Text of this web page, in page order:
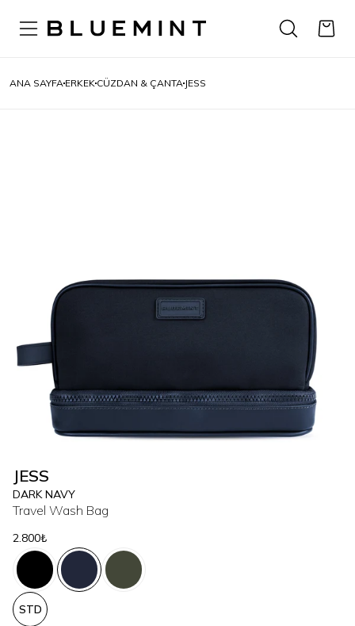
ANA SAYFA ERKEK CÜZDAN & ÇANTA JESS
JESS
DARK NAVY
Travel Wash Bag
2.800₺
STD